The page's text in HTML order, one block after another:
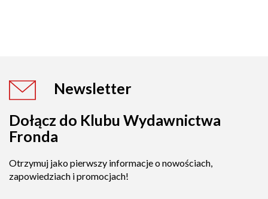
Newsletter
Dołącz do Klubu Wydawnictwa
Fronda
Otrzymuj jako pierwszy informacje o nowościach,
zapowiedziach i promocjach!